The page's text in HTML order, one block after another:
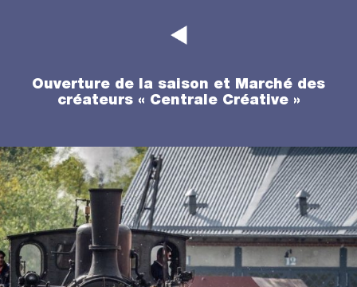
Ouverture de la saison et Marché des
créateurs « Centrale Créative »